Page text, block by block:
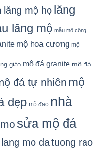
lăng mộ họ lăng
lăng mộ mẫu mộ công
mộ hoa cương mộ
giáo mộ đá granite mộ đá
đá tự nhiên mộ
đẹp mộ đạo nhà
sửa mộ đá
mo datuong rao